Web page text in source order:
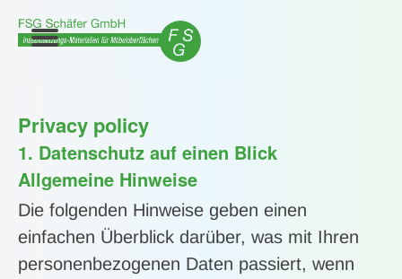
Privacy policy
1. Datenschutz auf einen Blick
Allgemeine Hinweise
Die folgenden Hinweise geben einen
einfachen Überblick darüber, was mit Ihren
personenbezogenen Daten passiert, wenn